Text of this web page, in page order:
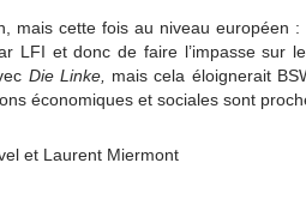
mais cette fois au niveau européen :
LFI et donc de faire l’impasse sur
Die Linke, mais cela éloignerait
économiques et sociales sont
et Laurent Miermont